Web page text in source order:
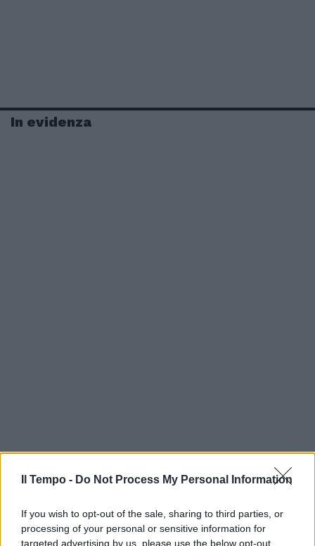
Il Tempo - Do Not Process My Personal Information
If you wish to opt-out of the sale, sharing to third parties, or
processing of your personal or sensitive information for
targeted advertising by us, please use the below opt-out
In evidenza